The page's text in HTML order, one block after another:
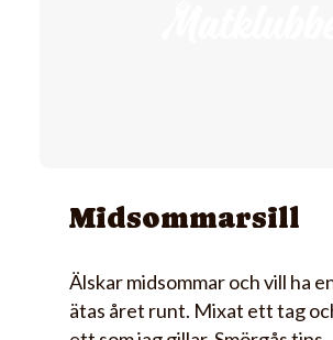
Midsommarsill
Älskar midsommar och vill ha
ätas året runt. Mixat ett tag